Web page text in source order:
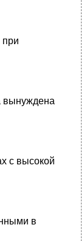
при
вынуждена
с высокой
в